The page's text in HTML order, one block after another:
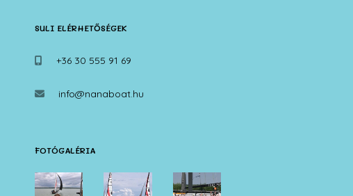
SULI ELÉRHETŐSÉGEK
+36 30 555 91 69
info@nanaboat.hu
FOTÓGALÉRIA